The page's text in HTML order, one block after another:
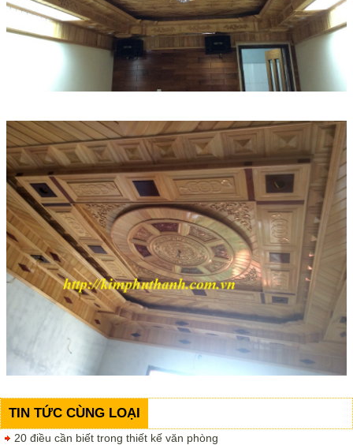
TIN TỨC CÙNG LOẠI
20 điều cần biết trong thiết kế văn phòng